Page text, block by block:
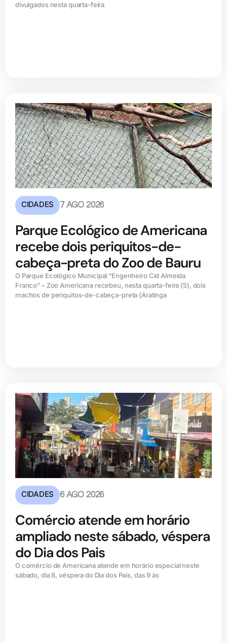
divulgados nesta quarta-feira
CIDADES 7 AGO 2026
Parque Ecológico de Americana
recebe dois periquitos-de-
cabeça-preta do Zoo de Bauru
O Parque Ecológico Municipal “Engenheiro Cid Almeida
Franco” – Zoo Americana recebeu, nesta quarta-feira (5), dois
machos de periquitos-de-cabeça-preta (Aratinga
CIDADES 6 AGO 2026
Comércio atende em horário
ampliado neste sábado, véspera
do Dia dos Pais
O comércio de Americana atende em horário especial neste
sábado, dia 8, véspera do Dia dos Pais, das 9 às